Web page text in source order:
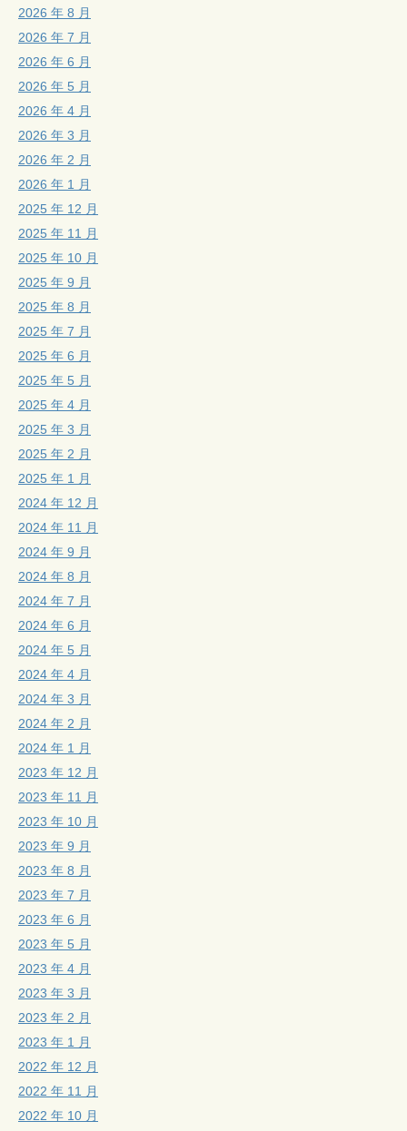
2026 年 8 月
2026 年 7 月
2026 年 6 月
2026 年 5 月
2026 年 4 月
2026 年 3 月
2026 年 2 月
2026 年 1 月
2025 年 12 月
2025 年 11 月
2025 年 10 月
2025 年 9 月
2025 年 8 月
2025 年 7 月
2025 年 6 月
2025 年 5 月
2025 年 4 月
2025 年 3 月
2025 年 2 月
2025 年 1 月
2024 年 12 月
2024 年 11 月
2024 年 9 月
2024 年 8 月
2024 年 7 月
2024 年 6 月
2024 年 5 月
2024 年 4 月
2024 年 3 月
2024 年 2 月
2024 年 1 月
2023 年 12 月
2023 年 11 月
2023 年 10 月
2023 年 9 月
2023 年 8 月
2023 年 7 月
2023 年 6 月
2023 年 5 月
2023 年 4 月
2023 年 3 月
2023 年 2 月
2023 年 1 月
2022 年 12 月
2022 年 11 月
2022 年 10 月